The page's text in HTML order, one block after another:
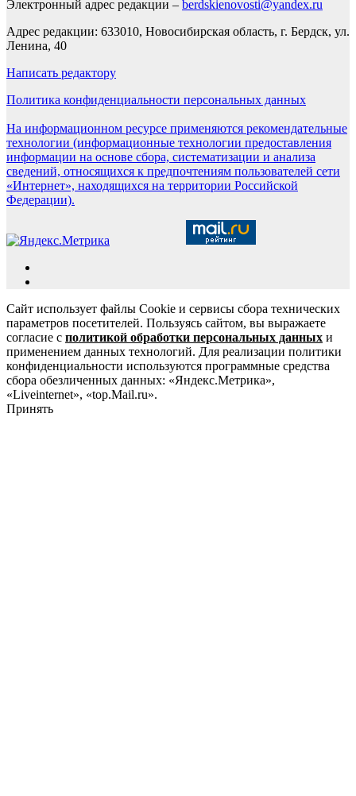
Электронный адрес редакции – berdskienovosti@yandex.ru
Адрес редакции: 633010, Новосибирская область, г. Бердск, ул.
Ленина, 40
Написать редактору
Политика конфиденциальности персональных данных
На информационном ресурсе применяются рекомендательные
технологии (информационные технологии предоставления
информации на основе сбора, систематизации и анализа
сведений, относящихся к предпочтениям пользователей сети
«Интернет», находящихся на территории Российской
Федерации).
Сайт использует файлы Cookie и сервисы сбора технических
параметров посетителей. Пользуясь сайтом, вы выражаете
согласие с политикой обработки персональных данных и
применением данных технологий. Для реализации политики
конфиденциальности используются программные средства
сбора обезличенных данных: «Яндекс.Метрика»,
«Liveinternet», «top.Mail.ru».
Принять